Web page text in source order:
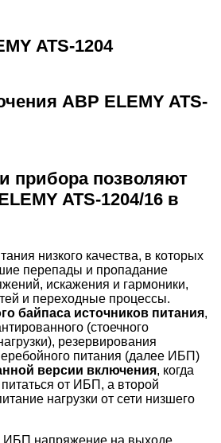
ATS-1204
АВР ELEMY ATS-
прибора позволяют
ATS-1204/16 в
низкого качества, в которых
перепады и пропадание
, искажения и гармоники,
и переходные процессы.
байпаса источников питания,
(стоечного
), резервирования
питания (далее ИБП)
версии включения, когда
питаться от ИБП , а второй
нагрузки от сети низшего
ИБП напряжение на выходе